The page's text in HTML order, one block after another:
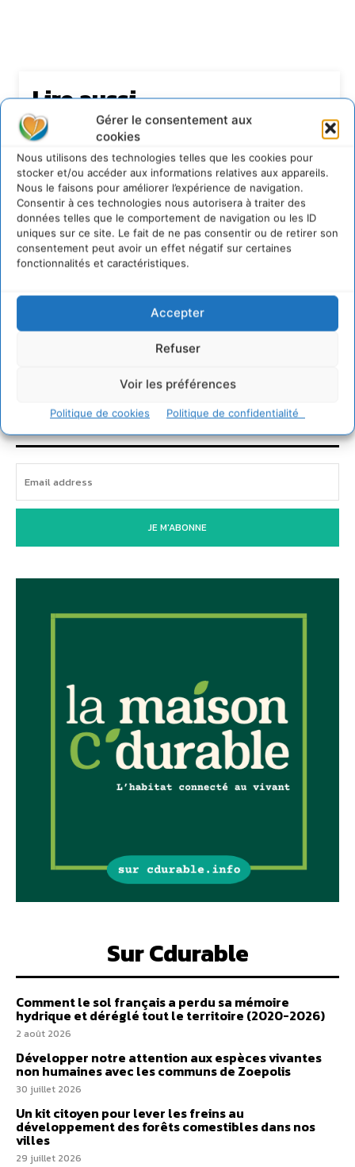
Gérer le consentement aux
cookies
Nous utilisons des technologies telles que les cookies pour
stocker et/ou accéder aux informations relatives aux appareils.
Nous le faisons pour améliorer l’expérience de navigation.
Consentir à ces technologies nous autorisera à traiter des
données telles que le comportement de navigation ou les ID
uniques sur ce site. Le fait de ne pas consentir ou de retirer son
consentement peut avoir un effet négatif sur certaines
fonctionnalités et caractéristiques.
Accepter
Refuser
Voir les préférences
Politique de cookies Politique de confidentialité
Lire aussi
Transformer les territoires par le dialogue et la
coopération avec un Commun
d’Accompagnement des Transitions
7 août 2026
Soutenir un pastoralisme durable en faveur de
socio-écosystèmes résilients
6 août 2026
S’inspirer de l’arbre pour un modèle
économique régénératif du vivant …
IPBES : le « GIEC de la biodiversité » appelle les
entreprises à devenir des alliées du vivant
Newsletter
JE M'ABONNE
Sur Cdurable
Comment le sol français a perdu sa mémoire
hydrique et déréglé tout le territoire (2020-2026)
2 août 2026
Développer notre attention aux espèces vivantes
non humaines avec les communs de Zoepolis
30 juillet 2026
Un kit citoyen pour lever les freins au
développement des forêts comestibles dans nos
villes
29 juillet 2026